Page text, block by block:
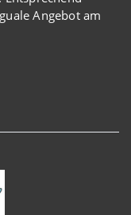
Angebot am